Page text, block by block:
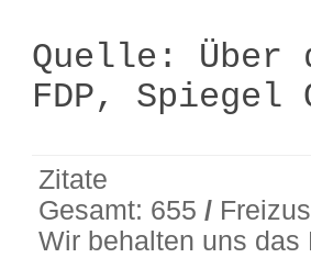
Quelle: Über
FDP,
Zitate
Gesamt: 655/
Wir behalten uns das